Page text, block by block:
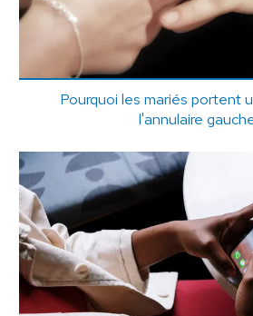
Pourquoi les mariés portent
l'annulaire